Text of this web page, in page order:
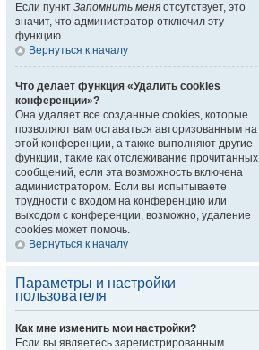
Если пункт Запомнить меня отсутствует, это
значит, что администратор отключил эту
функцию.
Вернуться к началу
Что делает функция «Удалить cookies
конференции»?
Она удаляет все созданные cookies, которые
позволяют вам оставаться авторизованным на
этой конференции, а также выполняют другие
функции, такие как отслеживание прочитанных
сообщений, если эта возможность включена
администратором. Если вы испытываете
трудности с входом на конференцию или
выходом с конференции, возможно, удаление
cookies может помочь.
Вернуться к началу
Параметры и настройки
пользователя
Как мне изменить мои настройки?
Если вы являетесь зарегистрированным